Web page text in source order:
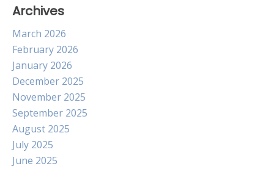
Archives
March 2026
February 2026
January 2026
December 2025
November 2025
September 2025
August 2025
July 2025
June 2025